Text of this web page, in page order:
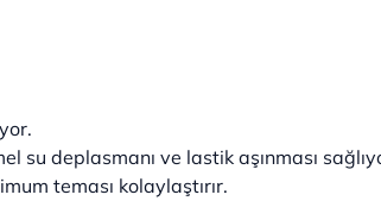
su deplasmanı ve lastik aşınması
teması kolaylaştırır.